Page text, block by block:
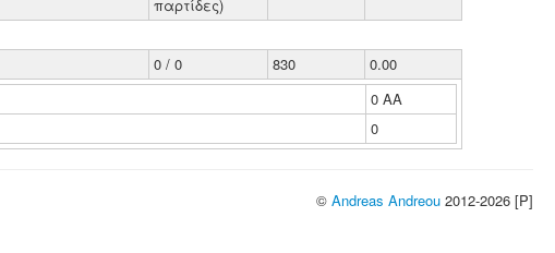
παρτίδες)
0 / 0 830
0.00
0 ΑΑ
0
© Andreas Andreou 2012-2026 [P]